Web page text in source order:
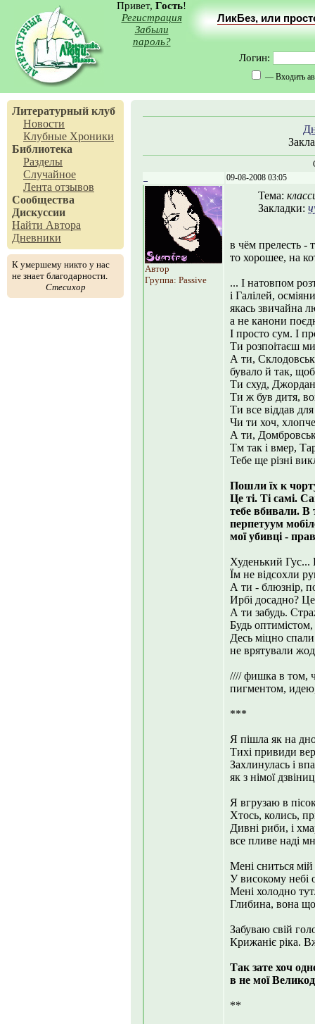
Привет, Гость!
Регистрация
Забыли
пароль?
ЛикБез, или
Логин:
— Входить
Литературный клуб
Новости
Клубные Хроники
Библиотека
Разделы
Случайное
Лента отзывов
Сообщества
Дискуссии
Найти Автора
Дневники
К умершему никто у нас
не знает благодарности.
Стесихор
09-08-2008 03:05
Автор
Группа: Passive
Тема:
Закладки:
в чём прелесть -
то хорошее, на
... І натовпом
і Галілей,
якась звичайна
а не канони
І просто сум. І
Ти розпоітаєш
А ти,
бувало й так,
Ти схуд,
Ти ж був дитя,
Ти все віддав
Чи ти хоч,
А ти,
Тм так і вмер,
Тебе ще різні
Пошли їх к
Це ті. Ті самі.
тебе вбивали. В
перпетуум
мої убивці -
Худенький Гус...
Їм не відсохли
А ти - блюзнір,
Ирбі досадно?
А ти забудь.
Будь
Десь міцно
не врятували
//// фишка в том,
пигментом, идею,
***
Я пішла як на
Тихі привиди
Захлинулась і
як з німої
Я вгрузаю в
Хтось, колись,
Дивні риби, і
все пливе наді
Мені сниться мій
У високому небі
Мені холодно
Глибина, вона
Забуваю свій
Крижаніє ріка.
Так зате хоч
в не мої
**